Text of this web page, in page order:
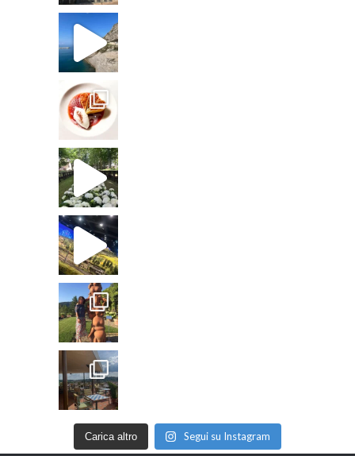
Carica altro Segui su Instagram